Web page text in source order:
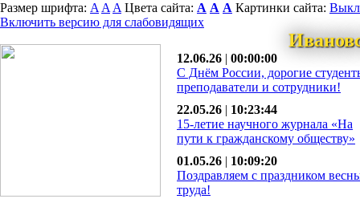
Размер шрифта: A A A Цвета сайта: A A A Картинки сайта: Выкл
Включить версию для слабовидящих
12.06.26 | 00:00:00
С Днём России, дорогие
преподаватели и сотрудники!
22.05.26 | 10:23:44
15-летие научного журнала «На
пути к гражданскому обществу»
01.05.26 | 10:09:20
Поздравляем с праздником
труда!